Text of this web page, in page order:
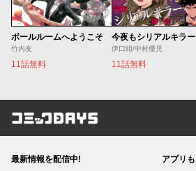
ボールルームへようこそ
竹内友
11話無料
伊口紺/中村優児
11話無料
コミックDAYS
最新情報を配信中! アプリ